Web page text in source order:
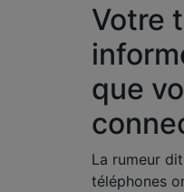
Votre
que
La rumeur
téléphones